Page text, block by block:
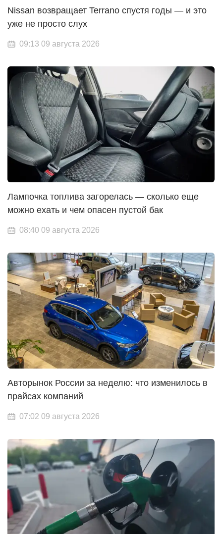
Nissan возвращает Terrano спустя годы — и это
уже не просто слух
09:13 09 августа 2026
Лампочка топлива загорелась — сколько еще
можно ехать и чем опасен пустой бак
08:40 09 августа 2026
Авторынок России за неделю: что изменилось в
прайсах компаний
07:02 09 августа 2026